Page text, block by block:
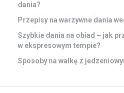
dania?
Przepisy na warzywne dania
Szybkie dania na obiad – jak
w ekspresowym tempie?
Sposoby na walkę z